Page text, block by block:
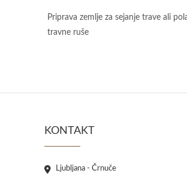
Priprava zemlje za sejanje trave ali
travne ruše
KONTAKT
Ljubljana - Črnuče